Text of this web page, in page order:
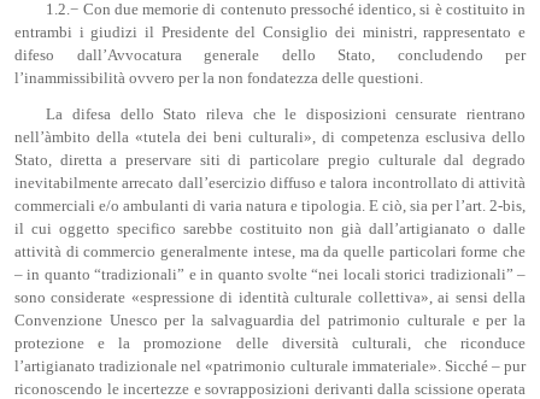
1.2.− Con due memorie di contenuto pressoché identico, si è costituito in
entrambi i giudizi il Presidente del Consiglio dei ministri, rappresentato e
difeso dall’Avvocatura generale dello Stato, concludendo per
l’inammissibilità ovvero per la non fondatezza delle questioni.
La difesa dello Stato rileva che le disposizioni censurate rientrano
nell’àmbito della «tutela dei beni culturali», di competenza esclusiva dello
Stato, diretta a preservare siti di particolare pregio culturale dal degrado
inevitabilmente arrecato dall’esercizio diffuso e talora incontrollato di attività
commerciali e/o ambulanti di varia natura e tipologia. E ciò, sia per l’art. 2-bis,
il cui oggetto specifico sarebbe costituito non già dall’artigianato o dalle
attività di commercio generalmente intese, ma da quelle particolari forme che
– in quanto “tradizionali” e in quanto svolte “nei locali storici tradizionali” –
sono considerate «espressione di identità culturale collettiva», ai sensi della
Convenzione Unesco per la salvaguardia del patrimonio culturale e per la
protezione e la promozione delle diversità culturali, che riconduce
l’artigianato tradizionale nel «patrimonio culturale immateriale». Sicché – pur
riconoscendo le incertezze e sovrapposizioni derivanti dalla scissione operata